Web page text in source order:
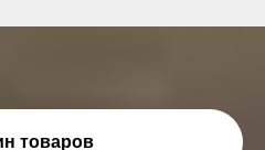
товаров